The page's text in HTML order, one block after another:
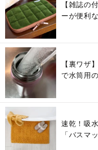
【雑誌の
ーが便利
【裏ワザ
で水筒用
速乾！吸
「バスマ